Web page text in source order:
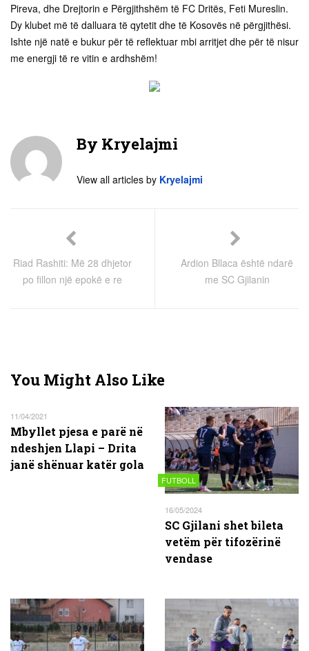
Pireva, dhe Drejtorin e Përgjithshëm të FC Dritës, Feti Mureslin.
Dy klubet më të dalluara të qytetit dhe të Kosovës në përgjithësi.
Ishte një natë e bukur për të reflektuar mbi arritjet dhe për të nisur
me energji të re vitin e ardhshëm!
By Kryelajmi
View all articles by Kryelajmi
Riad Rashiti: Më 28 dhjetor
po fillon një epokë e re
Ardion Bllaca është ndarë
me SC Gjilanin
You Might Also Like
11/04/2021
Mbyllet pjesa e parë në
ndeshjen Llapi – Drita
janë shënuar katër gola
FUTBOLL
16/05/2024
SC Gjilani shet bileta
vetëm për tifozërinë
vendase